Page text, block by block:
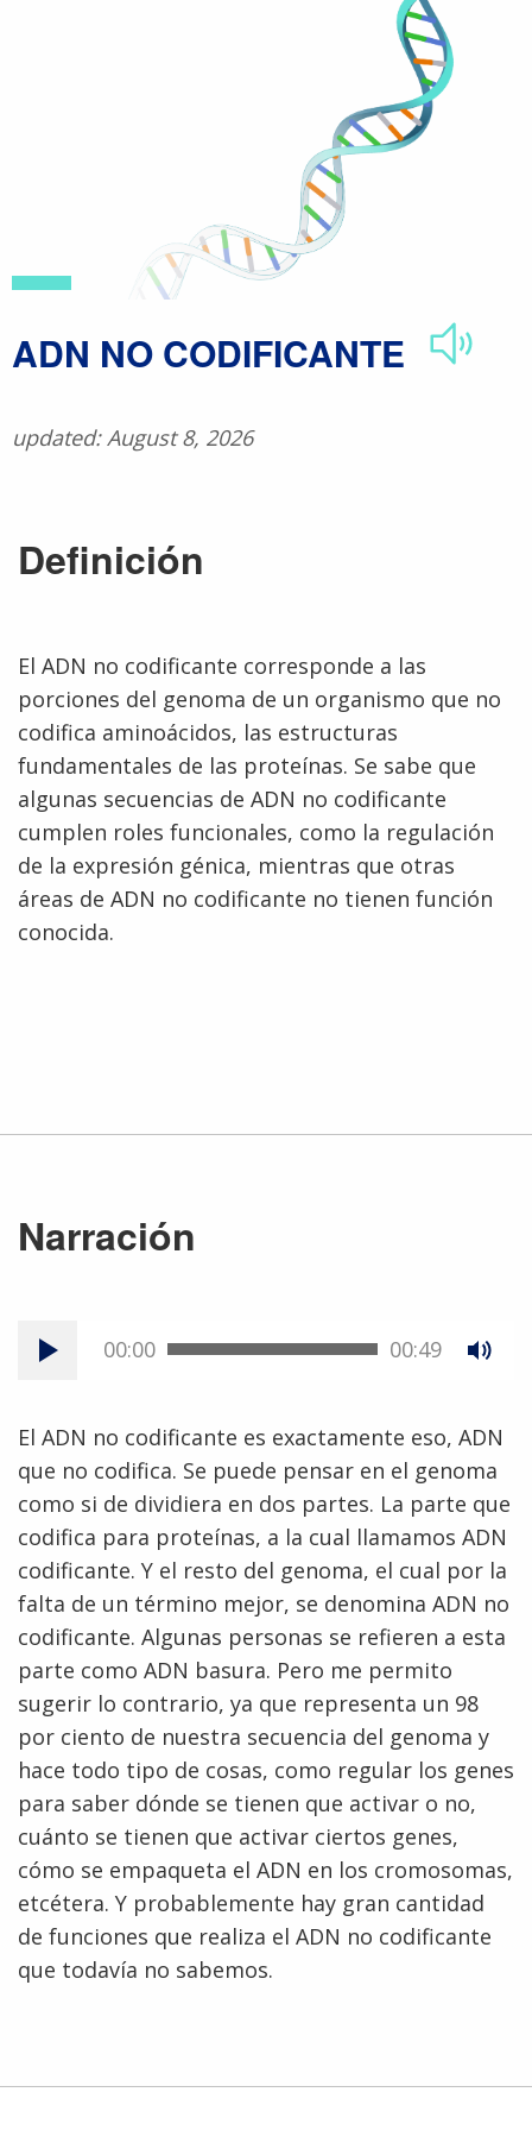
​ADN NO CODIFICANTE
updated: August 8, 2026
Definición
El ADN no codificante corresponde a las
porciones del genoma de un organismo que no
codifica aminoácidos, las estructuras
fundamentales de las proteínas. Se sabe que
algunas secuencias de ADN no codificante
cumplen roles funcionales, como la regulación
de la expresión génica, mientras que otras
áreas de ADN no codificante no tienen función
conocida.
Narración
00:00 00:49
El ADN no codificante es exactamente eso, ADN
que no codifica. Se puede pensar en el genoma
como si de dividiera en dos partes. La parte que
codifica para proteínas, a la cual llamamos ADN
codificante. Y el resto del genoma, el cual por la
falta de un término mejor, se denomina ADN no
codificante. Algunas personas se refieren a esta
parte como ADN basura. Pero me permito
sugerir lo contrario, ya que representa un 98
por ciento de nuestra secuencia del genoma y
hace todo tipo de cosas, como regular los genes
para saber dónde se tienen que activar o no,
cuánto se tienen que activar ciertos genes,
cómo se empaqueta el ADN en los cromosomas,
etcétera. Y probablemente hay gran cantidad
de funciones que realiza el ADN no codificante
que todavía no sabemos.